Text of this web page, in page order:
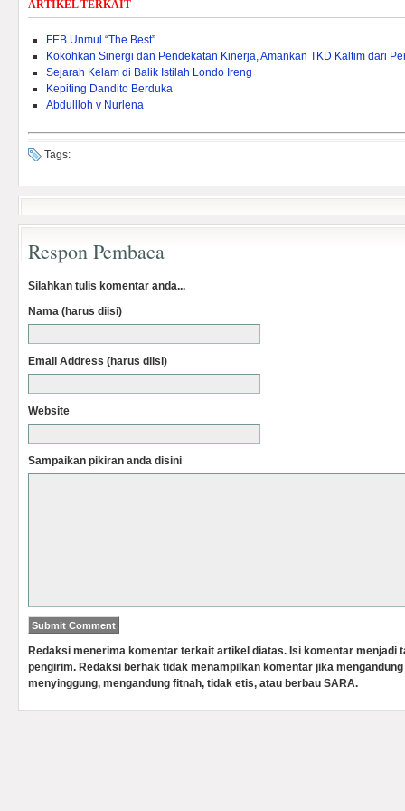
ARTIKEL TERKAIT
FEB Unmul “The Best”
Kokohkan Sinergi dan Pendekatan Kinerja, Amankan TKD Kaltim dari
Sejarah Kelam di Balik Istilah Londo Ireng
Kepiting Dandito Berduka
Abdullloh v Nurlena
Tags:
Respon Pembaca
Silahkan tulis komentar anda...
Nama (harus diisi)
Email Address (harus diisi)
Website
Sampaikan pikiran anda disini
Redaksi menerima komentar terkait artikel diatas. Isi komentar menjadi
pengirim. Redaksi berhak tidak menampilkan komentar jika
menyinggung, mengandung fitnah, tidak etis, atau berbau SARA.